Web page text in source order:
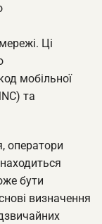
Ці
мобільної
та
оператори
бути
визначення